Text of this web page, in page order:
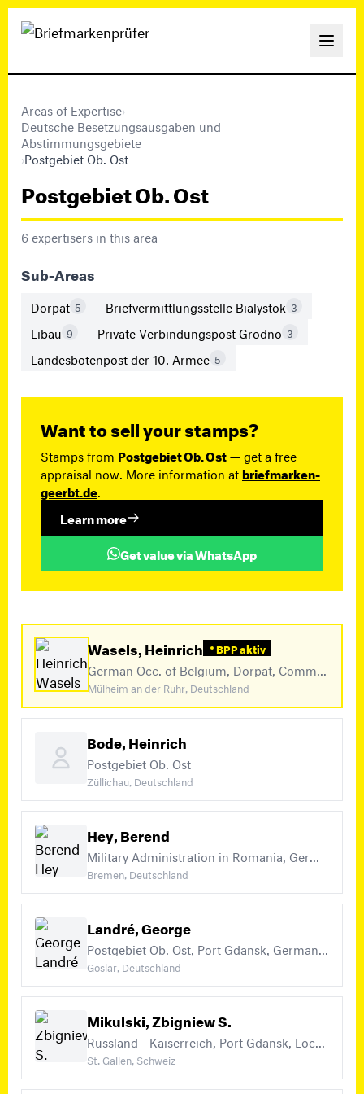
Areas of Expertise›
Deutsche Besetzungsausgaben und
Abstimmungsgebiete
›Postgebiet Ob. Ost
Postgebiet Ob. Ost
6 expertisers in this area
Sub-Areas
Dorpat 5 Briefvermittlungsstelle Bialystok 3
Libau 9 Private Verbindungspost Grodno 3
Landesbotenpost der 10. Armee 5
Want to sell your stamps?
Stamps from Postgebiet Ob. Ost— get a free
appraisal now. More information atbriefmarken-
geerbt.de
Learn more
Get value via WhatsApp
Wasels, Heinrich BPP aktiv
Mülheim an der Ruhr, Deutschland
Bode, Heinrich
Postgebiet Ob. Ost
Züllichau, Deutschland
Hey, Berend
Bremen, Deutschland
Landré, George
Goslar, Deutschland
Mikulski, Zbigniew S.
St. Gallen, Schweiz